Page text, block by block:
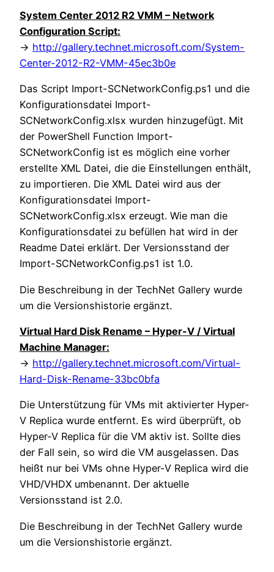
System Center 2012 R2 VMM – Network
Configuration Script:
-> http://gallery.technet.microsoft.com/System-
Center-2012-R2-VMM-45ec3b0e
Das Script Import-SCNetworkConfig.ps1 und die
Konfigurationsdatei Import-
SCNetworkConfig.xlsx wurden hinzugefügt. Mit
der PowerShell Function Import-
SCNetworkConfig ist es möglich eine vorher
erstellte XML Datei, die die Einstellungen enthält,
zu importieren. Die XML Datei wird aus der
Konfigurationsdatei Import-
SCNetworkConfig.xlsx erzeugt. Wie man die
Konfigurationsdatei zu befüllen hat wird in der
Readme Datei erklärt. Der Versionsstand der
Import-SCNetworkConfig.ps1 ist 1.0.
Die Beschreibung in der TechNet Gallery wurde
um die Versionshistorie ergänzt.
Virtual Hard Disk Rename – Hyper-V / Virtual
Machine Manager:
-> http://gallery.technet.microsoft.com/Virtual-
Hard-Disk-Rename-33bc0bfa
Die Unterstützung für VMs mit aktivierter Hyper-
V Replica wurde entfernt. Es wird überprüft, ob
Hyper-V Replica für die VM aktiv ist. Sollte dies
der Fall sein, so wird die VM ausgelassen. Das
heißt nur bei VMs ohne Hyper-V Replica wird die
VHD/VHDX umbenannt. Der aktuelle
Versionsstand ist 2.0.
Die Beschreibung in der TechNet Gallery wurde
um die Versionshistorie ergänzt.